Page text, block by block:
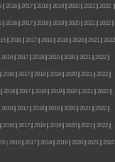
| 2016| 2017| 2018| 2019| 2020| 2021| 2022|
2016 2017 2018 2019 2020 2021 2022
2016 2017 2018 2019 2020 2021
2022
2016 2017 2018 2019 2020 2021 2022
2016| 2017| 2018| 2019| 2020| 2021| 2022|
2016| 2017| 2018| 2019| 2020| 2021| 2022|
2016| 2017| 2018| 2019| 2020| 2021| 2022|
2016 2017 2018 2019 2020 2021 2022
| 2016| 2017| 2018| 2019| 2020| 2021| 2022